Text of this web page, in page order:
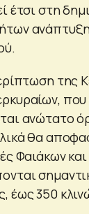
έτσι στη
της
που
ανώτατο
θα
Φαιάκων
έως 350